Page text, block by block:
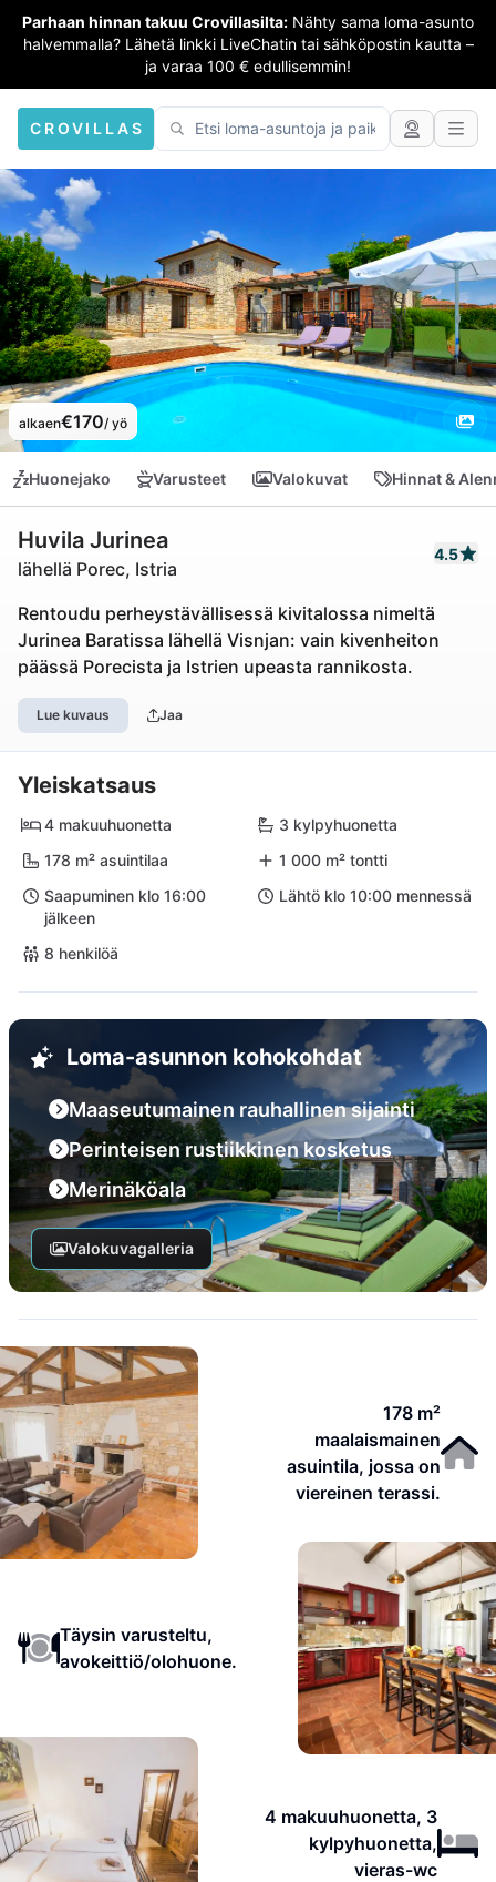
Parhaan hinnan takuu Crovillasilta: Nähty sama loma-asunto
halvemmalla? Lähetä linkki LiveChatin tai sähköpostin kautta –
ja varaa 100 € edullisemmin!
CROVILLAS
alkaen€170/ yö
Huonejako Varusteet Valokuvat Hinnat &
Huvila Jurinea
lähellä Porec, Istria
4.5
Rentoudu perheystävällisessä kivitalossa nimeltä
Jurinea Baratissa lähellä Visnjan: vain kivenheiton
päässä Porecista ja Istrien upeasta rannikosta.
Lue kuvaus Jaa
Yleiskatsaus
4 makuuhuonetta
3 kylpyhuonetta
178 m² asuintilaa
1 000 m² tontti
Saapuminen klo 16:00
jälkeen
Lähtö klo 10:00 mennessä
8 henkilöä
Loma-asunnon kohokohdat
Maaseutumainen rauhallinen sijainti
Perinteisen rustiikkinen kosketus
Merinäköala
Valokuvagalleria
178 m²
maalaismainen
asuintila, jossa on
viereinen terassi.
Täysin varusteltu,
avokeittiö/olohuone.
4 makuuhuonetta, 3
kylpyhuonetta,
vieras-wc